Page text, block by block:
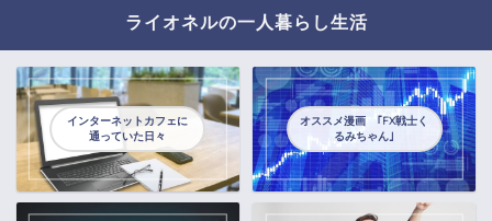
ライオネルの一人暮らし生活
インターネットカフェに
通っていた日々
オススメ漫画 ｢FX戦士く
るみちゃん｣